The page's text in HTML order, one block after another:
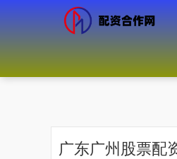
广东广州股票配